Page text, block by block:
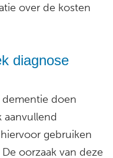
over de kosten
diagnose
doen
aanvullend
gebruiken
oorzaak van deze